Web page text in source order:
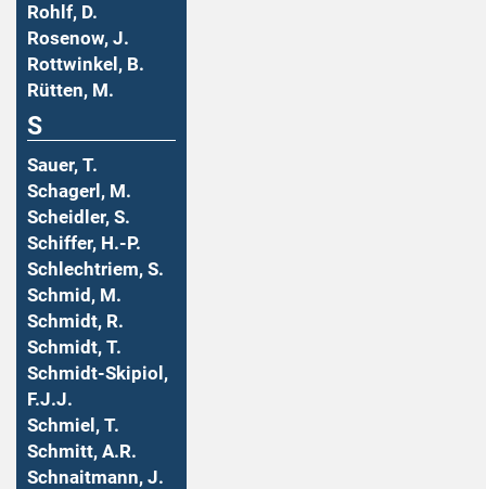
Rohlf, D.
Rosenow, J.
Rottwinkel, B.
Rütten, M.
S
Sauer, T.
Schagerl, M.
Scheidler, S.
Schiffer, H.-P.
Schlechtriem, S.
Schmid, M.
Schmidt, R.
Schmidt, T.
Schmidt-Skipiol,
F.J.J.
Schmiel, T.
Schmitt, A.R.
Schnaitmann, J.